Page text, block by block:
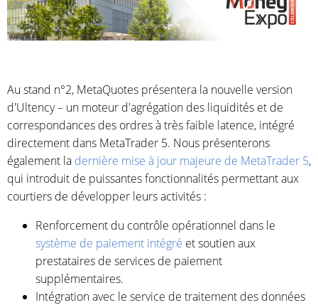
Au stand n°2, MetaQuotes présentera la nouvelle version
d'Ultency – un moteur d'agrégation des liquidités et de
correspondances des ordres à très faible latence, intégré
directement dans MetaTrader 5. Nous présenterons
également la dernière mise à jour majeure de MetaTrader 5,
qui introduit de puissantes fonctionnalités permettant aux
courtiers de développer leurs activités :
Renforcement du contrôle opérationnel dans le
système de paiement intégré et soutien aux
prestataires de services de paiement
supplémentaires.
Intégration avec le service de traitement des données